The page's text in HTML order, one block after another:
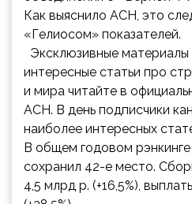
Как выяснило АСН, это
«Гелиосом» показателей.
Эксклюзивные
интересные статьи про
и мира читайте в
АСН. В день подписчики
наиболее интересных
В общем годовом
сохранил 42-е место.
4,5 млрд р. (+16,5%),